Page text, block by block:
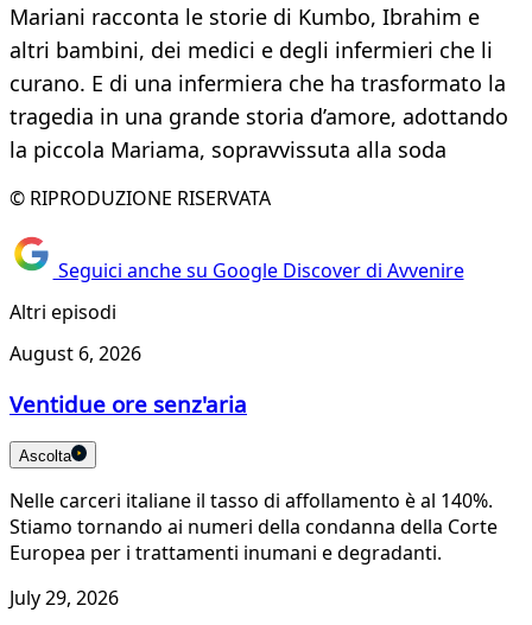
Mariani racconta le storie di Kumbo, Ibrahim e
altri bambini, dei medici e degli infermieri che li
curano. E di una infermiera che ha trasformato la
tragedia in una grande storia d’amore, adottando
la piccola Mariama, sopravvissuta alla soda
© RIPRODUZIONE RISERVATA
Seguici anche su Google Discover di Avvenire
Altri episodi
August 6, 2026
Ventidue ore senz'aria
Ascolta
Nelle carceri italiane il tasso di affollamento è al 140%.
Stiamo tornando ai numeri della condanna della Corte
Europea per i trattamenti inumani e degradanti.
July 29, 2026